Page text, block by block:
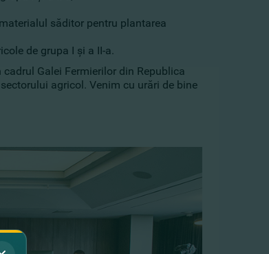
săditor pentru plantarea
de grupa I şi a II-a.
Galei Fermierilor din Republica
agricol. Venim cu urări de bine